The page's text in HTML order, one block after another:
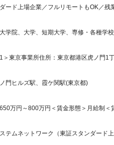
ダード上場企業／フルリモートもOK／
学院、大学、短期大学、専修・各種学
＞東京事業所住所：東京都港区虎ノ門
門ヒルズ駅、霞ケ関駅(東京都)
万円～800万円＜賃金形態＞月給制
テムネットワーク（東証スタンダード